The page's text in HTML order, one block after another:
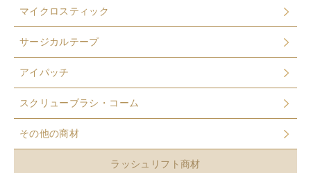
マイクロスティック
サージカルテープ
アイパッチ
スクリューブラシ・コーム
その他の商材
ラッシュリフト商材